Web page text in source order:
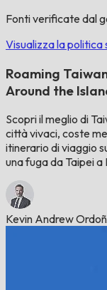
Fonti verificate dal
Visualizza la politica
Roaming
Around the
Scopri il meglio di
città vivaci, coste
itinerario di viaggio
una fuga da Taipei a
Kevin Andrew